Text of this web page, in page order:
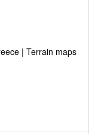
| Terrain maps